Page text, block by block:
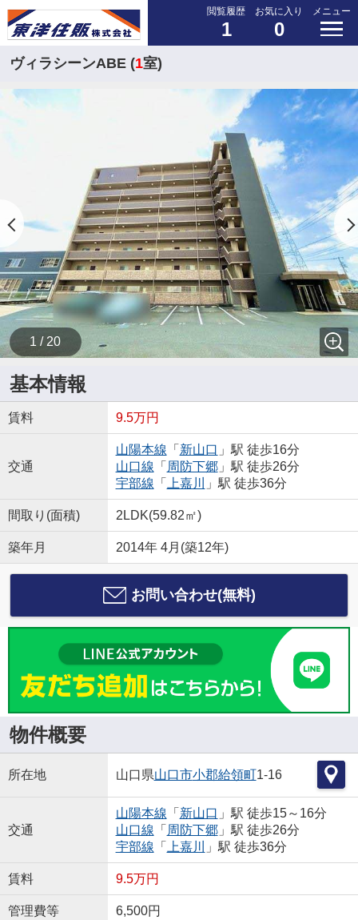
閲覧履歴
1
お気に入り
0
メニュー
ヴィラシーンABE (1室)
1 / 20
基本情報
賃料 9.5万円
交通
山陽本線 「 新山口 」駅 徒歩16分
山口線 「 周防下郷」駅 徒歩26分
宇部線 「 上嘉川 」駅 徒歩36分
間取り(面積) 2LDK(59.82㎡)
築年月 2014年 4月(築12年)
お問い合わせ(無料)
物件概要
所在地 山口県山口市小郡給領町1-16
交通
山陽本線 「 新山口 」駅 徒歩15～16分
山口線 「 周防下郷」駅 徒歩26分
宇部線 「 上嘉川 」駅 徒歩36分
賃料 9.5万円
管理費等 6,500円